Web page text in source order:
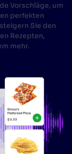
Vorschläge, um
perfekten
Sie den
Rezepten,
mehr.